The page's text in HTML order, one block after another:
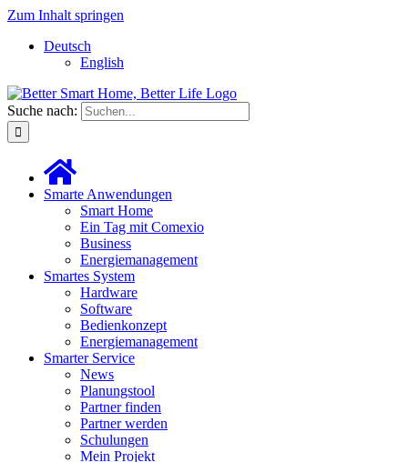
Zum Inhalt springen
Deutsch
English
Suche nach:
Smarte Anwendungen
Smart Home
Ein Tag mit Comexio
Business
Energiemanagement
Smartes System
Hardware
Software
Bedienkonzept
Energiemanagement
Smarter Service
News
Planungstool
Partner finden
Partner werden
Schulungen
Mein Projekt